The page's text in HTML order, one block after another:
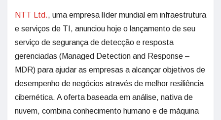
NTT Ltd., uma empresa líder mundial em infraestrutura
e serviços de TI, anunciou hoje o lançamento de seu
serviço de segurança de detecção e resposta
gerenciadas (Managed Detection and Response –
MDR) para ajudar as empresas a alcançar objetivos de
desempenho de negócios através de melhor resiliência
cibernética. A oferta baseada em análise, nativa de
nuvem, combina conhecimento humano e de máquina